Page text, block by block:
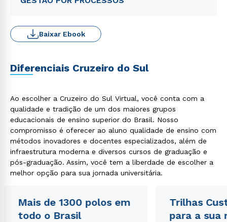
Baixar Ebook
Diferenciais Cruzeiro do Sul
Ao escolher a Cruzeiro do Sul Virtual, você conta com a
qualidade e tradição de um dos maiores grupos
educacionais de ensino superior do Brasil. Nosso
compromisso é oferecer ao aluno qualidade de ensino com
métodos inovadores e docentes especializados, além de
infraestrutura moderna e diversos cursos de graduação e
pós-graduação. Assim, você tem a liberdade de escolher a
melhor opção para sua jornada universitária.
Mais de 1300 polos em
todo o Brasil
Trilhas
para a sua